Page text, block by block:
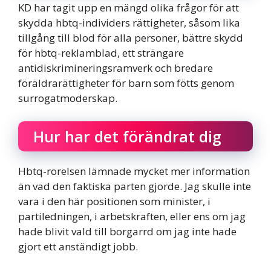
KD har tagit upp en mängd olika frågor för att
skydda hbtq-individers rättigheter, såsom lika
tillgång till blod för alla personer, bättre skydd
för hbtq-reklamblad, ett strängare
antidiskrimineringsramverk och bredare
föräldrarättigheter för barn som fötts genom
surrogatmoderskap.
Hur har det förändrat dig
Hbtq-rorelsen lämnade mycket mer information
än vad den faktiska parten gjorde. Jag skulle inte
vara i den här positionen som minister, i
partiledningen, i arbetskraften, eller ens om jag
hade blivit vald till borgarrd om jag inte hade
gjort ett anständigt jobb.